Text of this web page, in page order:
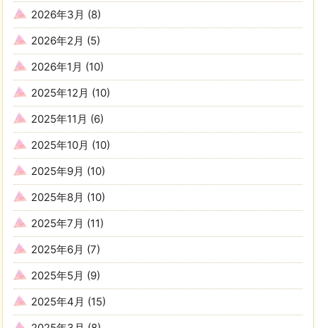
2026年3月 (8)
2026年2月 (5)
2026年1月 (10)
2025年12月 (10)
2025年11月 (6)
2025年10月 (10)
2025年9月 (10)
2025年8月 (10)
2025年7月 (11)
2025年6月 (7)
2025年5月 (9)
2025年4月 (15)